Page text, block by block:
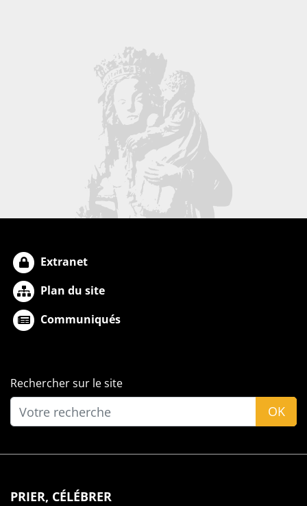
Extranet
Plan du site
Communiqués
Rechercher sur le site
OK
PRIER, CÉLÉBRER